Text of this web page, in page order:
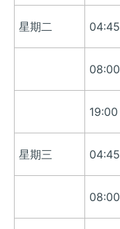
星期二 04:45
08:00
19:00
星期三 04:45
08:00